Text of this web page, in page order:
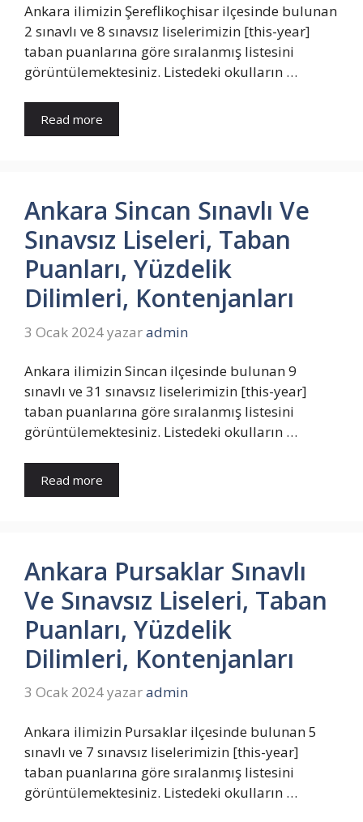
Ankara ilimizin Şereflikoçhisar ilçesinde bulunan
2 sınavlı ve 8 sınavsız liselerimizin [this-year]
taban puanlarına göre sıralanmış listesini
görüntülemektesiniz. Listedeki okulların …
Read more
Ankara Sincan Sınavlı Ve
Sınavsız Liseleri, Taban
Puanları, Yüzdelik
Dilimleri, Kontenjanları
3 Ocak 2024yazaradmin
Ankara ilimizin Sincan ilçesinde bulunan 9
sınavlı ve 31 sınavsız liselerimizin [this-year]
taban puanlarına göre sıralanmış listesini
görüntülemektesiniz. Listedeki okulların …
Read more
Ankara Pursaklar Sınavlı
Ve Sınavsız Liseleri, Taban
Puanları, Yüzdelik
Dilimleri, Kontenjanları
3 Ocak 2024yazaradmin
Ankara ilimizin Pursaklar ilçesinde bulunan 5
sınavlı ve 7 sınavsız liselerimizin [this-year]
taban puanlarına göre sıralanmış listesini
görüntülemektesiniz. Listedeki okulların …